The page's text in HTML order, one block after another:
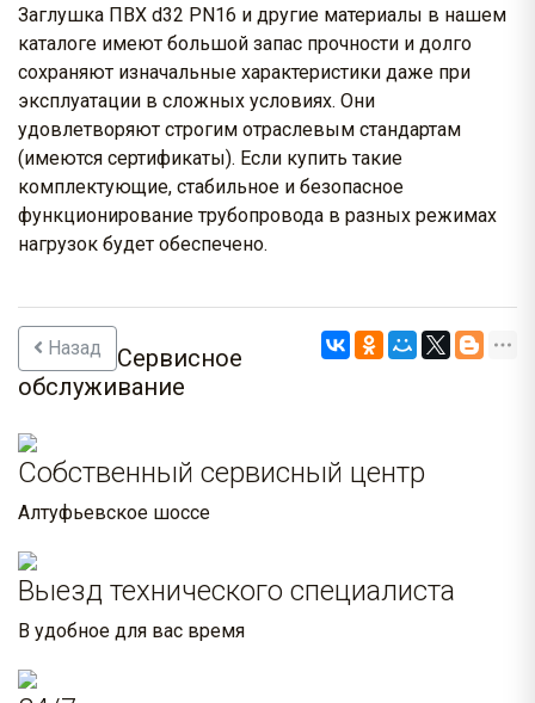
Заглушка ПВХ d32 PN16 и другие материалы в нашем
каталоге имеют большой запас прочности и долго
сохраняют изначальные характеристики даже при
эксплуатации в сложных условиях. Они
удовлетворяют строгим отраслевым стандартам
(имеются сертификаты). Если купить такие
комплектующие, стабильное и безопасное
функционирование трубопровода в разных режимах
нагрузок будет обеспечено.
Назад
Сервисное
обслуживание
Собственный сервисный центр
Алтуфьевское шоссе
Выезд технического специалиста
В удобное для вас время